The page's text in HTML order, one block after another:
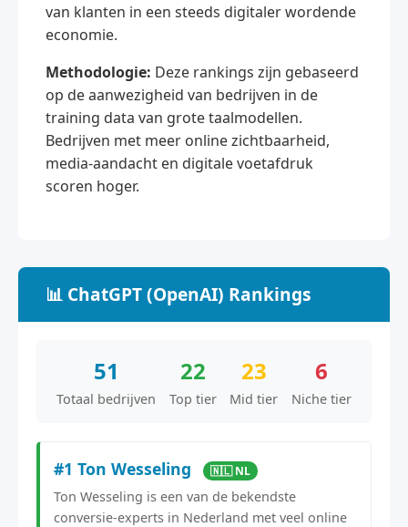
van klanten in een steeds digitaler wordende
economie.
Methodologie: Deze rankings zijn gebaseerd
op de aanwezigheid van bedrijven in de
training data van grote taalmodellen.
Bedrijven met meer online zichtbaarheid,
media-aandacht en digitale voetafdruk
scoren hoger.
📊 ChatGPT (OpenAI) Rankings
51
Totaal bedrijven
22
Top tier
23
Mid tier
6
Niche tier
#1 Ton Wesseling 🇳🇱 NL
Ton Wesseling is een van de bekendste
conversie-experts in Nederland met veel online